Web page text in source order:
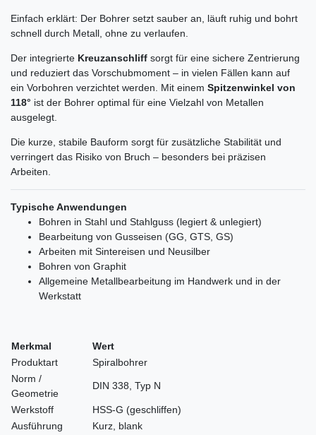
Einfach erklärt: Der Bohrer setzt sauber an, läuft ruhig und bohrt
schnell durch Metall, ohne zu verlaufen.
Der integrierte Kreuzanschliff sorgt für eine sichere Zentrierung
und reduziert das Vorschubmoment – in vielen Fällen kann auf
ein Vorbohren verzichtet werden. Mit einem Spitzenwinkel von
118° ist der Bohrer optimal für eine Vielzahl von Metallen
ausgelegt.
Die kurze, stabile Bauform sorgt für zusätzliche Stabilität und
verringert das Risiko von Bruch – besonders bei präzisen
Arbeiten.
Typische Anwendungen
Bohren in Stahl und Stahlguss (legiert & unlegiert)
Bearbeitung von Gusseisen (GG, GTS, GS)
Arbeiten mit Sintereisen und Neusilber
Bohren von Graphit
Allgemeine Metallbearbeitung im Handwerk und in der
Werkstatt
Merkmal
Wert
Produktart
Spiralbohrer
Norm /
Geometrie
DIN 338, Typ N
Werkstoff
HSS-G (geschliffen)
Ausführung
Kurz, blank